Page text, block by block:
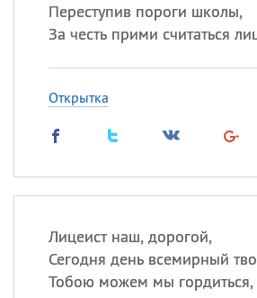
Переступив пороги школы,
За честь прими считаться
Открытка
Лицеист наш, дорогой,
Сегодня день всемирный
Тобою можем мы гордиться,